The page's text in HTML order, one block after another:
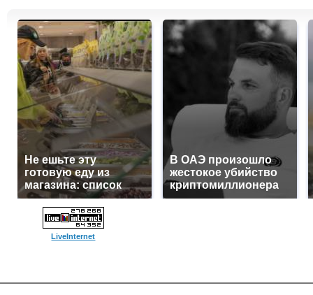
Не ешьте эту
готовую еду из
магазина: список
В ОАЭ произошло
жестокое убийство
криптомиллионера
LiveInternet